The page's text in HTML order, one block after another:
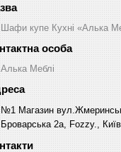
Шафи купе Кухні «Алька
Алька Меблі
№1 Магазин
Броварська 2а, Fozzy.,